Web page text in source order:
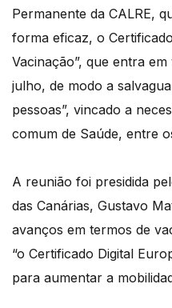
Permanente da CALRE,
forma eficaz, o
Vacinação”, que entra
julho, de modo a
pessoas”, vincado a
comum de Saúde, entre
A reunião foi presidida
das Canárias, Gustavo
avanços em termos de
“o Certificado Digital
para aumentar a